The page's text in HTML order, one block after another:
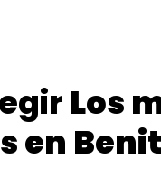
Los
en